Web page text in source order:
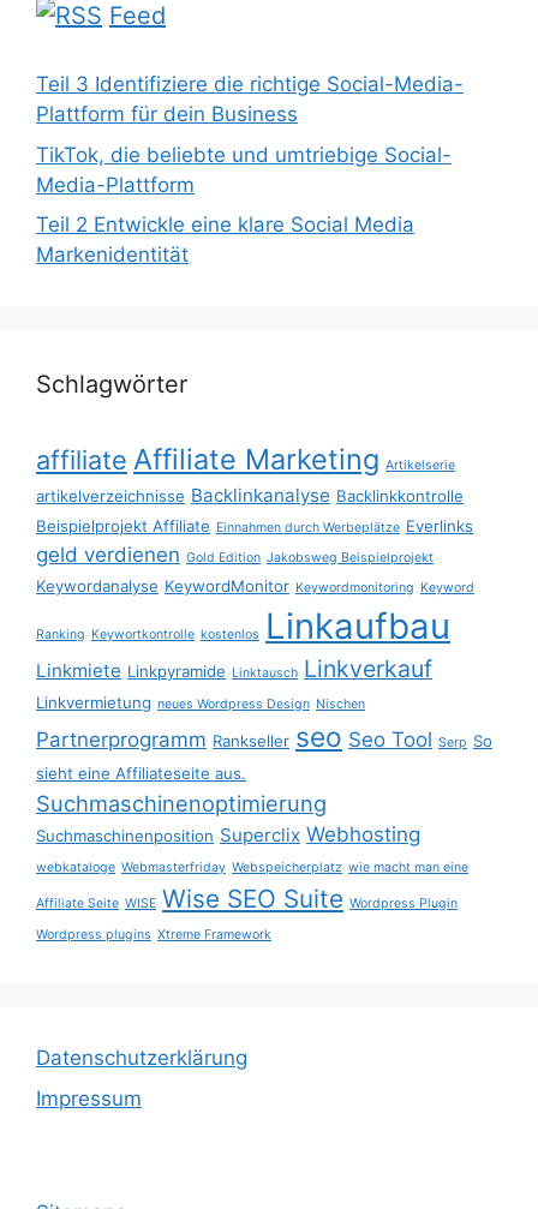
Feed
Teil 3 Identifiziere die richtige Social-Media-
Plattform für dein Business
TikTok, die beliebte und umtriebige Social-
Media-Plattform
Teil 2 Entwickle eine klare Social Media
Markenidentität
Schlagwörter
affiliate Affiliate Marketing Artikelserie
artikelverzeichnisse Backlinkanalyse Backlinkkontrolle
Beispielprojekt Affiliate Einnahmen durch Werbeplätze Everlinks
geld verdienen Gold Edition Jakobsweg Beispielprojekt
Keywordanalyse KeywordMonitor Keywordmonitoring Keyword
Ranking Keywortkontrolle kostenlos Linkaufbau
Linkmiete Linkpyramide Linktausch Linkverkauf
Linkvermietung neues Wordpress Design Nischen
Partnerprogramm Rankseller seo Seo Tool Serp So
sieht eine Affiliateseite aus.
Suchmaschinenoptimierung
Suchmaschinenposition Superclix Webhosting
webkataloge Webmasterfriday Webspeicherplatz wie macht man eine
Affiliate Seite WISE Wise SEO Suite Wordpress Plugin
Wordpress plugins Xtreme Framework
Datenschutzerklärung
Impressum